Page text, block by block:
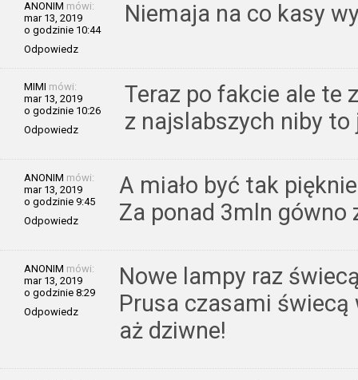
ANONIM mówi:
mar 13, 2019
o godzinie 10:44
Odpowiedz
Niemaja na co kasy
MIMI mówi:
mar 13, 2019
o godzinie 10:26
Odpowiedz
Teraz po fakcie ale te
z najslabszych niby
ANONIM mówi:
mar 13, 2019
o godzinie 9:45
Odpowiedz
A miało być tak
Za ponad 3mln gówno
ANONIM mówi:
mar 13, 2019
o godzinie 8:29
Odpowiedz
Nowe lampy raz
Prusa czasami
aż dziwne!